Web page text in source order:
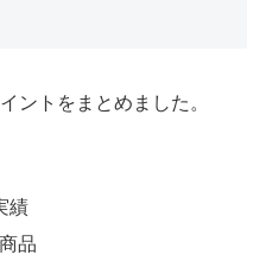
ントをまとめました。
績
品